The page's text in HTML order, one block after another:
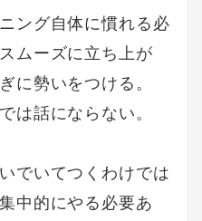
ング自体に慣れる必
ムーズに立ち上が
に勢いをつける。
は話にならない。
でいてつくわけでは
中的にやる必要あ